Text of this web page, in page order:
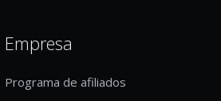
Empresa
Programa de afiliados